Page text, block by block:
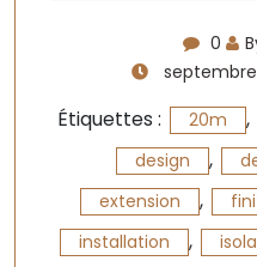
0
septembre
Étiquettes : 20m ,
design ,
extension ,
installation ,